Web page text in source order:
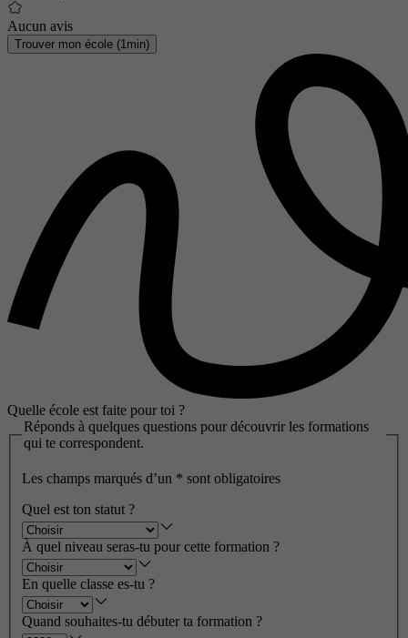
Aucun avis
Trouver mon école (1min)
Quelle école est faite pour toi ?
Réponds à quelques questions pour découvrir les formations
qui te correspondent.
Les champs marqués d’un * sont obligatoires
Quel est ton statut ?
À quel niveau seras-tu pour cette formation ?
En quelle classe es-tu ?
Quand souhaites-tu débuter ta formation ?